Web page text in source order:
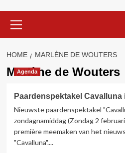
menu
HOME MARLÈNE DE WOUTERS
Marlène de Wouters
Agenda
Paardenspektakel Cavalluna
Nieuwste paardenspektakel
zondagnamiddag (Zondag 2
première meemaken van het
"Cavalluna"....